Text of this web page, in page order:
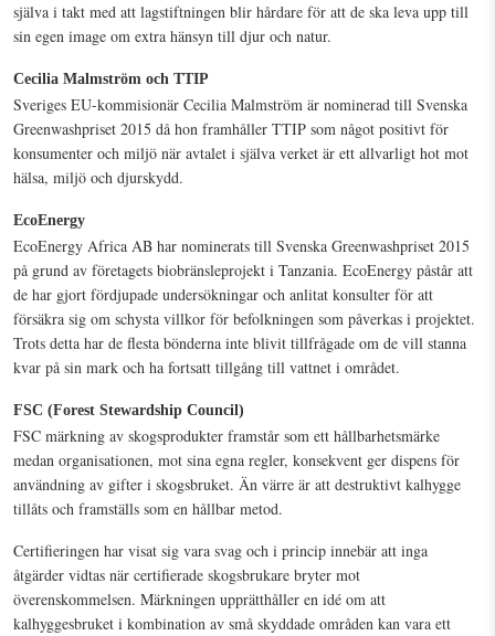
själva i takt med att lagstiftningen blir hårdare för att de ska leva upp till
sin egen image om extra hänsyn till djur och natur.
Cecilia Malmström och TTIP
Sveriges EU-kommisionär Cecilia Malmström är nominerad till Svenska
Greenwashpriset 2015 då hon framhåller TTIP som något positivt för
konsumenter och miljö när avtalet i själva verket är ett allvarligt hot mot
hälsa, miljö och djurskydd.
EcoEnergy
EcoEnergy Africa AB har nominerats till Svenska Greenwashpriset 2015
på grund av företagets biobränsleprojekt i Tanzania. EcoEnergy påstår att
de har gjort fördjupade undersökningar och anlitat konsulter för att
försäkra sig om schysta villkor för befolkningen som påverkas i projektet.
Trots detta har de flesta bönderna inte blivit tillfrågade om de vill stanna
kvar på sin mark och ha fortsatt tillgång till vattnet i området.
FSC (Forest Stewardship Council)
FSC märkning av skogsprodukter framstår som ett hållbarhetsmärke
medan organisationen, mot sina egna regler, konsekvent ger dispens för
användning av gifter i skogsbruket. Än värre är att destruktivt kalhygge
tillåts och framställs som en hållbar metod.
Certifieringen har visat sig vara svag och i princip innebär att inga
åtgärder vidtas när certifierade skogsbrukare bryter mot
överenskommelsen. Märkningen upprätthåller en idé om att
kalhyggesbruket i kombination av små skyddade områden kan vara ett